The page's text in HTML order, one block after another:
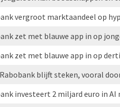
vergroot marktaandeel op
zet met blauwe app in op
zet met blauwe app in op
blijft steken, vooral
investeert 2 miljard euro in